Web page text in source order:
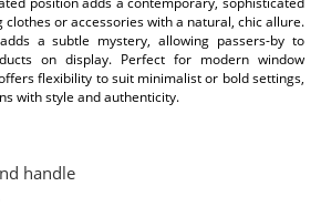
or accessories with a natural, chic allure.
a subtle mystery, allowing passers-by to
on display. Perfect for modern window
flexibility to suit minimalist or bold settings,
with style and authenticity.
handle